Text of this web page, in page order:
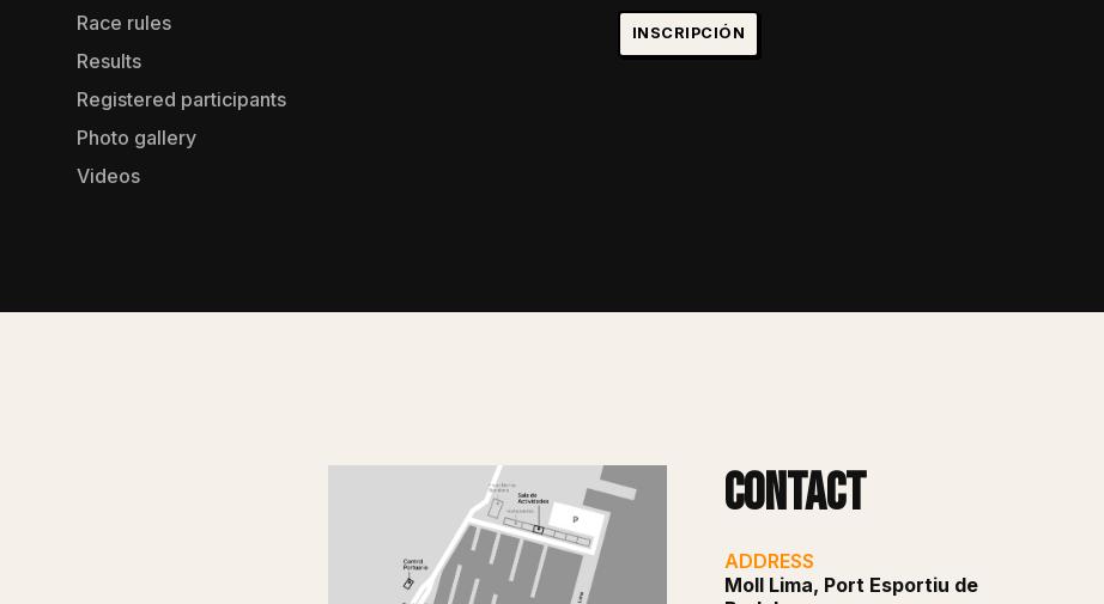
Race rules
Results
Registered participants
Photo gallery
Videos
INSCRIPCIÓN
Contact
ADDRESS
Moll Lima, Port Esportiu de